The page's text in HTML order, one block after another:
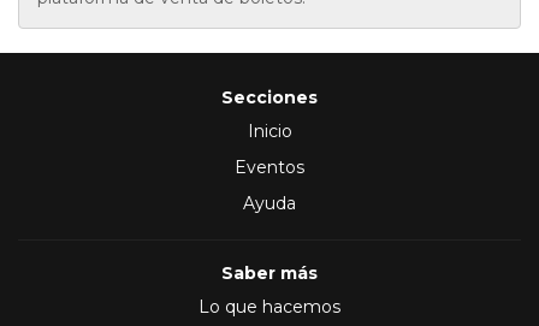
Secciones
Inicio
Eventos
Ayuda
Saber más
Lo que hacemos